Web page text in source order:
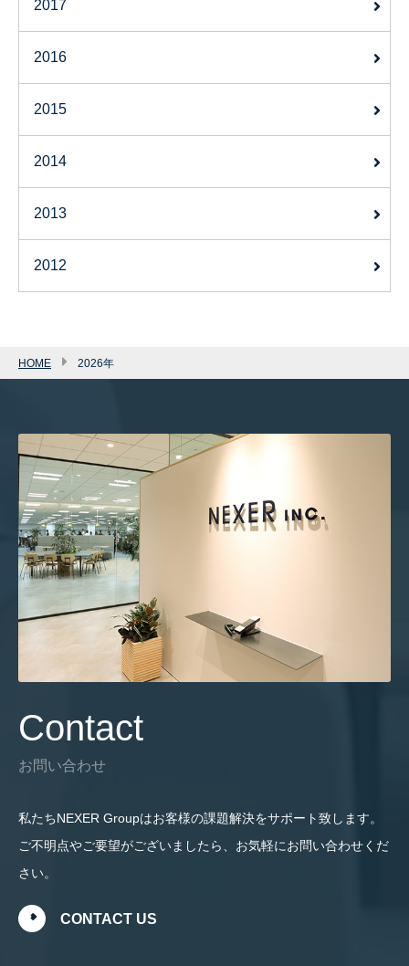
2017
2016
2015
2014
2013
2012
HOME 2026年
Contact
お問い合わせ
私たちNEXER Groupはお客様の課題解決をサポート致します。
ご不明点やご要望がございましたら、お気軽にお問い合わせくだ
さい。
CONTACT US